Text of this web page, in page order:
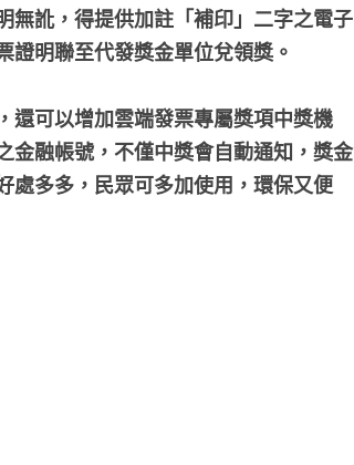
無訛，得提供加註「補印」二字之電子
明聯至代發獎金單位兌領獎。
還可以增加雲端發票專屬獎項中獎機
金融帳號，不僅中獎會自動通知，獎金
處多多，民眾可多加使用，環保又便